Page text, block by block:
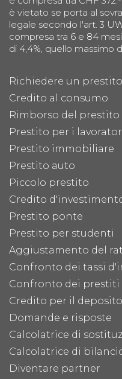
è vietato se porta al
legale secondo l'art. 3
compresa tra 6 e 84
di 4,4%, quello massimo
Richiedere un prestito
Credito al consumo
Rimborso del prestito
Prestito per i
Prestito immobiliare
Prestito auto
Piccolo prestito
Credito
Prestito ponte
Prestito per studenti
Aggiustamento del
Confronto dei tassi
Confronto dei prestiti
Credito per il
Domande e risposte
Calcolatrice di
Calcolatrice di
Diventare partner